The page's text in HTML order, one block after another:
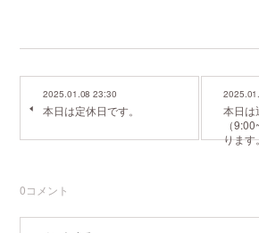
2025.01.08 23:30
本日は定休日です。
本日は
（
りま
0コメント